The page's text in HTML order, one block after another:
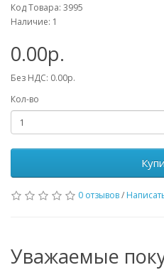
Код Товара: 3995
Наличие: 1
0.00р.
Без НДС: 0.00р.
Кол-во
0 отзывов/
Уважаемые